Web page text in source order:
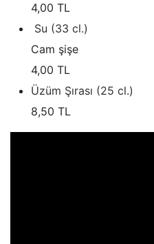
4,00 TL
Su (33 cl.)
Cam şişe
4,00 TL
Üzüm Şırası (25 cl.)
8,50 TL